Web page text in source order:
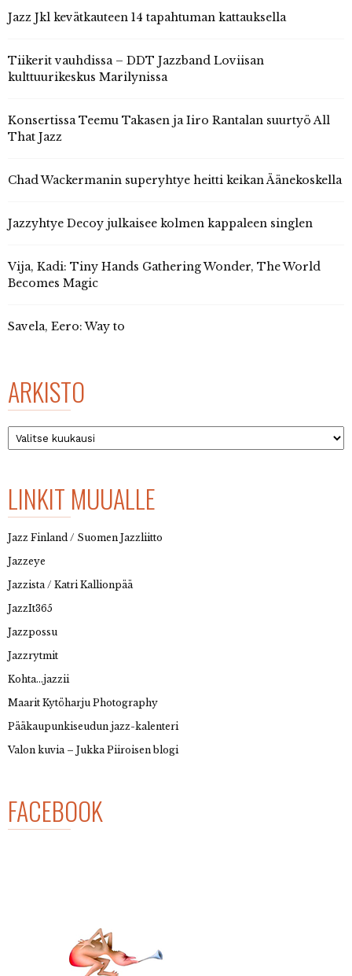
Jazz Jkl kevätkauteen 14 tapahtuman kattauksella
Tiikerit vauhdissa – DDT Jazzband Loviisan
kulttuurikeskus Marilynissa
Konsertissa Teemu Takasen ja Iiro Rantalan suurtyö All
That Jazz
Chad Wackermanin superyhtye heitti keikan Äänekoskella
Jazzyhtye Decoy julkaisee kolmen kappaleen singlen
Vija, Kadi: Tiny Hands Gathering Wonder, The World
Becomes Magic
Savela, Eero: Way to
ARKISTO
Arkisto
LINKIT MUUALLE
Jazz Finland / Suomen Jazzliitto
Jazzeye
Jazzista / Katri Kallionpää
JazzIt365
Jazzpossu
Jazzrytmit
Kohta…jazzii
Maarit Kytöharju Photography
Pääkaupunkiseudun jazz-kalenteri
Valon kuvia – Jukka Piiroisen blogi
FACEBOOK